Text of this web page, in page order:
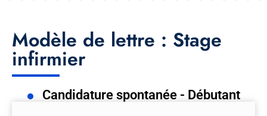
Modèle de lettre : Stage
infirmier
Candidature spontanée - Débutant